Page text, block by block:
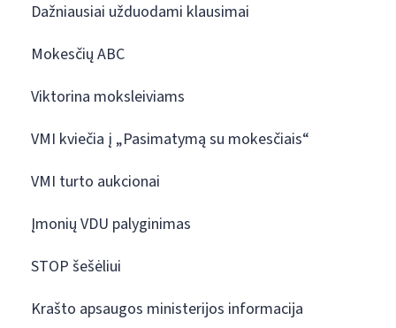
Dažniausiai užduodami klausimai
Mokesčių ABC
Viktorina moksleiviams
VMI kviečia į „Pasimatymą su mokesčiais“
VMI turto aukcionai
Įmonių VDU palyginimas
STOP šešėliui
Krašto apsaugos ministerijos informacija